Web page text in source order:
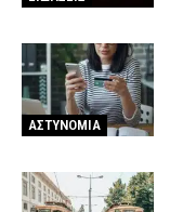
ΑΣΤΥΝΟΜΙΑ